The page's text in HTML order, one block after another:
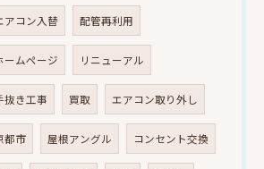
アコン入替 配管再利用
ームページ リニューアル
抜き工事 買取 エアコン取り外し
都市 屋根アングル コンセント交換